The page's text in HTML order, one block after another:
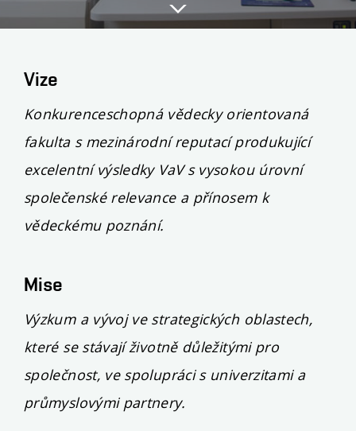
Další
Vize
Konkurenceschopná vědecky orientovaná
fakulta s mezinárodní reputací produkující
excelentní výsledky VaV s vysokou úrovní
společenské relevance a přínosem k
vědeckému poznání.
Mise
Výzkum a vývoj ve strategických oblastech,
které se stávají životně důležitými pro
společnost, ve spolupráci s univerzitami a
průmyslovými partnery.